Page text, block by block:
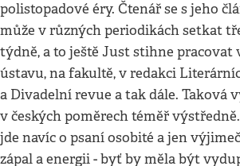
polistopadové éry. Čtenář se s jeho
může v různých periodikách setkat
týdně, a to ještě Just stihne pracovat
ústavu, na fakultě, v redakci
a Divadelní revue a tak dále. Taková
v českých poměrech téměř
jde navíc o psaní osobité a jen
zápal a energii - byť by měla být